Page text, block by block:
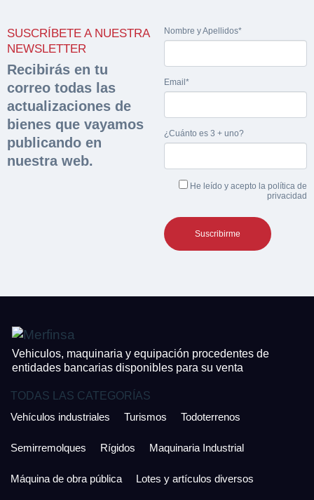
SUSCRÍBETE A NUESTRA
NEWSLETTER
Recibirás en tu
correo todas las
actualizaciones de
bienes que vayamos
publicando en
nuestra web.
Nombre y Apellidos*
Email*
¿Cuánto es 3 + uno?
He leído y acepto la política de
privacidad
Vehiculos, maquinaria y equipación procedentes de
entidades bancarias disponibles para su venta
TODAS LAS CATEGORÍAS
Vehículos industriales
Turismos Todoterrenos
Semirremolques Rígidos Maquinaria Industrial
Máquina de obra pública Lotes y artículos diversos
Solicitar
documentación
sobre la peritación
Rellene este formulario y recibirá en su email el
enlace para descargar la documentación
Nombre y Apellidos*
Acepto la
Hacer Oferta
Razón social*
Teléfono*
Nombre y Apellidos*
continuación confirma que estás de acuerdo con ambas.
Sobre Merfinsa
Venta de bienes muebles